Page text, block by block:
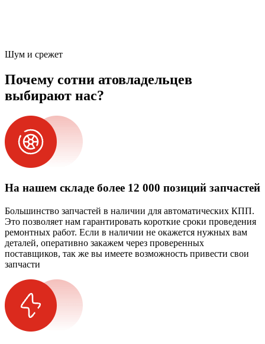
Шум и срежет
Почему сотни атовладельцев
выбирают нас?
На нашем складе более 12 000 позиций запчастей
Большинство запчастей в наличии для автоматических КПП.
Это позволяет нам гарантировать короткие сроки проведения
ремонтных работ. Если в наличии не окажется нужных вам
деталей, оперативно закажем через проверенных
поставщиков, так же вы имеете возможность привести свои
запчасти